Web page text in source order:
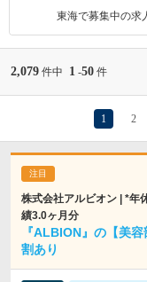
東海で募集中の求
2,079 件中 1 -50 件
1 2
株式会社アルビオン | *年
績3.0ヶ月分
『ALBION』の【美
割あり